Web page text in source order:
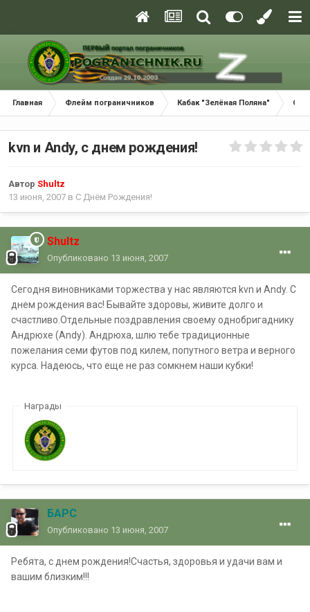
Главная Флейм пограничников Кабак "Зелёная Поляна" С
kvn и Andy, с днем рождения!
Автор Shultz
13 июня, 2007 в С Днём Рождения!
Shultz
Опубликовано 13 июня, 2007
Сегодня виновниками торжества у нас являются kvn и Andy. С
днем рождения вас! Бывайте здоровы, живите долго и
счастливо.Отдельные поздравления своему однобригаднику
Андрюхе (Andy). Андрюха, шлю тебе традиционные
пожелания семи футов под килем, попутного ветра и верного
курса. Надеюсь, что еще не раз сомкнем наши кубки!
Награды
БАРС
Опубликовано 13 июня, 2007
Ребята, с днем рождения!Счастья, здоровья и удачи вам и
вашим близким!!!